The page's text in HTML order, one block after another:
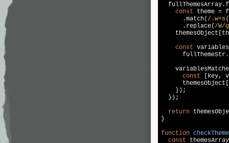
const theme =
      .match(
/
      .replace(
/W/g
const
const [key,
    });
  });
return
}
function
const